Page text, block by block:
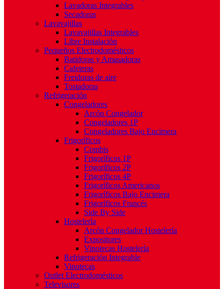
Lavadoras Integrables
Secadoras
Lavavajillas
Lavavajillas Integrables
Libre Instalación
Pequeños Electrodomésticos
Batidoras y Amasadoras
Cafeteras
Freidoras de aire
Tostadoras
Refrigeración
Congeladores
Arcón Congelador
Congeladores 1P
Congeladores Bajo Encimera
Frigoríficos
Combis
Frigoríficos 1P
Frigoríficos 2P
Frigoríficos 4P
Frigoríficos Americanos
Frigoríficos Bajo Encimera
Frigoríficos Francés
Side By Side
Hostelería
Arcón Congelador Hostelería
Expositores
Vinotecas Hostelería
Refrigeración Integrable
Vinotecas
Outlet Electrodomésticos
Televisores